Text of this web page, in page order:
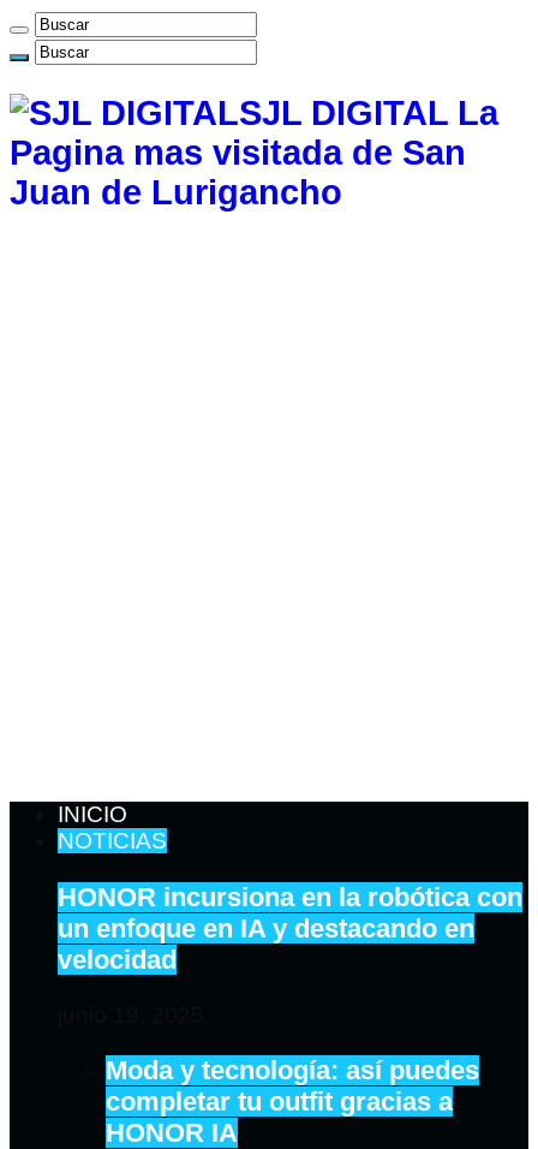
SJL DIGITAL La
Pagina mas visitada de San
Juan de Lurigancho
INICIO
NOTICIAS
HONOR incursiona en la robótica con
un enfoque en IA y destacando en
velocidad
Moda y tecnología: así puedes
completar tu outfit gracias a
HONOR IA